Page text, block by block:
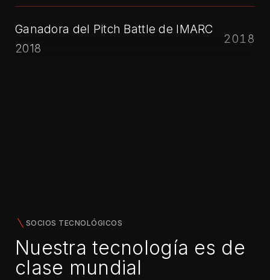
Ganadora del Pitch Battle de IMARC
2018
2018
SOCIOS TECNOLÓGICOS
Nuestra tecnología es de
clase mundial